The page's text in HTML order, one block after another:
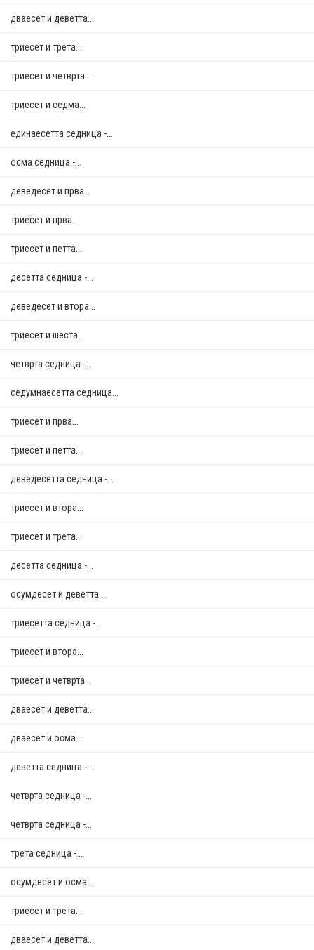
дваесет и деветта...
триесет и трета...
триесет и четврта...
триесет и седма...
единаесетта седница -...
осма седница -...
деведесет и прва...
триесет и прва...
триесет и петта...
десетта седница -...
деведесет и втора...
триесет и шеста...
четврта седница -...
седумнаесетта седница...
триесет и прва...
триесет и петта...
деведесетта седница -...
триесет и втора...
триесет и трета...
десетта седница -...
осумдесет и деветта...
триесетта седница -...
триесет и втора...
триесет и четврта...
дваесет и деветта...
дваесет и осма...
деветта седница -...
четврта седница -...
четврта седница -...
трета седница -...
осумдесет и осма...
триесет и трета...
дваесет и деветта...